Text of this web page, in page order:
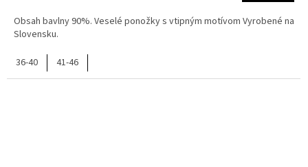
Obsah bavlny 90%. Veselé ponožky s vtipným motívom Vyrobené na
Slovensku.
36-40 41-46